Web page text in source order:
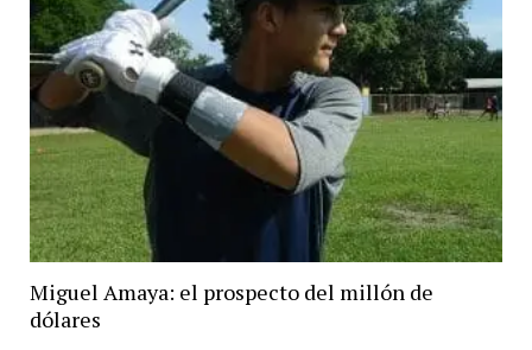
Miguel Amaya: el prospecto del millón de
dólares